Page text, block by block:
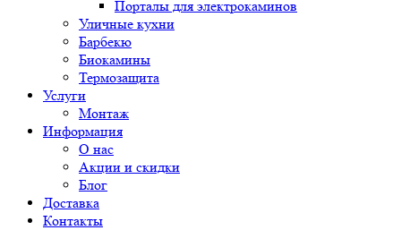
Порталы для электрокаминов
Уличные кухни
Барбекю
Биокамины
Термозащита
Услуги
Монтаж
Информация
О нас
Акции и скидки
Блог
Доставка
Контакты